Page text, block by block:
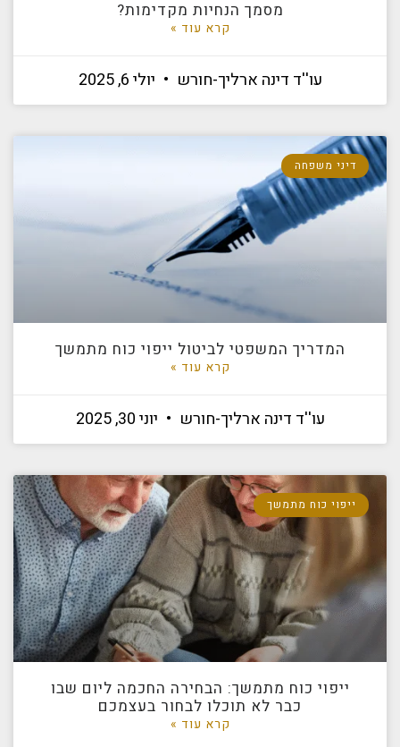
מסמך הנחיות מקדימות?
קרא עוד »
עו''ד דינה ארליך-חורש יולי 6, 2025
דיני משפחה
המדריך המשפטי לביטול ייפוי כוח מתמשך
קרא עוד »
עו''ד דינה ארליך-חורש יוני 30, 2025
ייפוי כוח מתמשך
ייפוי כוח מתמשך: הבחירה החכמה ליום שבו
כבר לא תוכלו לבחור בעצמכם
קרא עוד »